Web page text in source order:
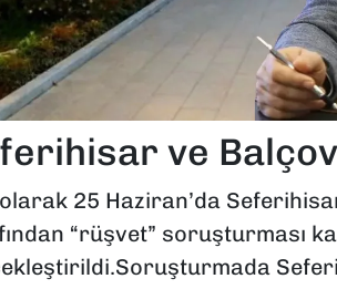
ve
25 Haziran’da
“rüşvet” soruşturması